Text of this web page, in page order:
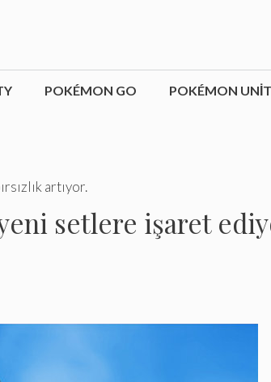
POKÉMON GO POKÉMON
artıyor.
setlere işaret